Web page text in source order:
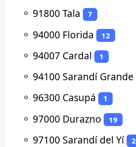
⚬ 91800 Tala 7
⚬ 94000 Florida 12
⚬ 94007 Cardal 1
⚬ 94100 Sarandí Grande
⚬ 96300 Casupá 1
⚬ 97000 Durazno 19
⚬ 97100 Sarandí del Yí 2